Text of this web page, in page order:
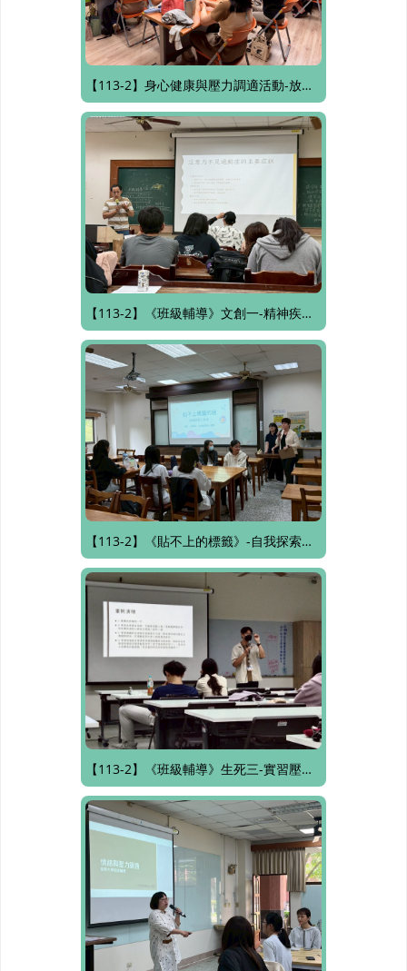
【113-2】身心健康與壓力調適活動-放鬆方程式
【113-2】《班級輔導》文創一-精神疾患知能
【113-2】《貼不上的標籤》-自我探索工作坊
【113-2】《班級輔導》生死三-實習壓力與調適